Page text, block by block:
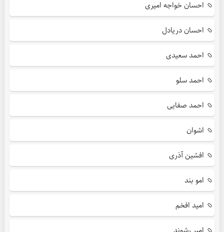
احسان خواجه امیری
احسان دریادل
احمد سعیدی
احمد سلو
احمد صفایی
اشوان
افشین آذری
امو بند
امید افخم